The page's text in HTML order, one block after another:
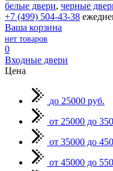
белые двери, черные
+7 (499) 504-43-38
Ваша корзина
нет товаров
0
Входные двери
Цена
до 25000 руб.
от 25000 до
от 35000 до
от 45000 до